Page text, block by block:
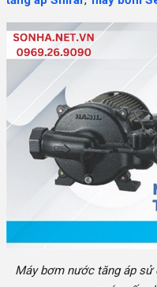
Máy bơm nước tăng áp sử